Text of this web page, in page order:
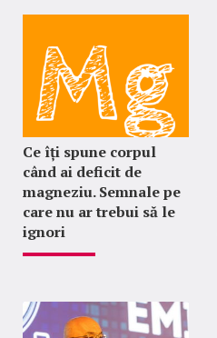
Ce îți spune corpul
când ai deficit de
magneziu. Semnale pe
care nu ar trebui să le
ignori